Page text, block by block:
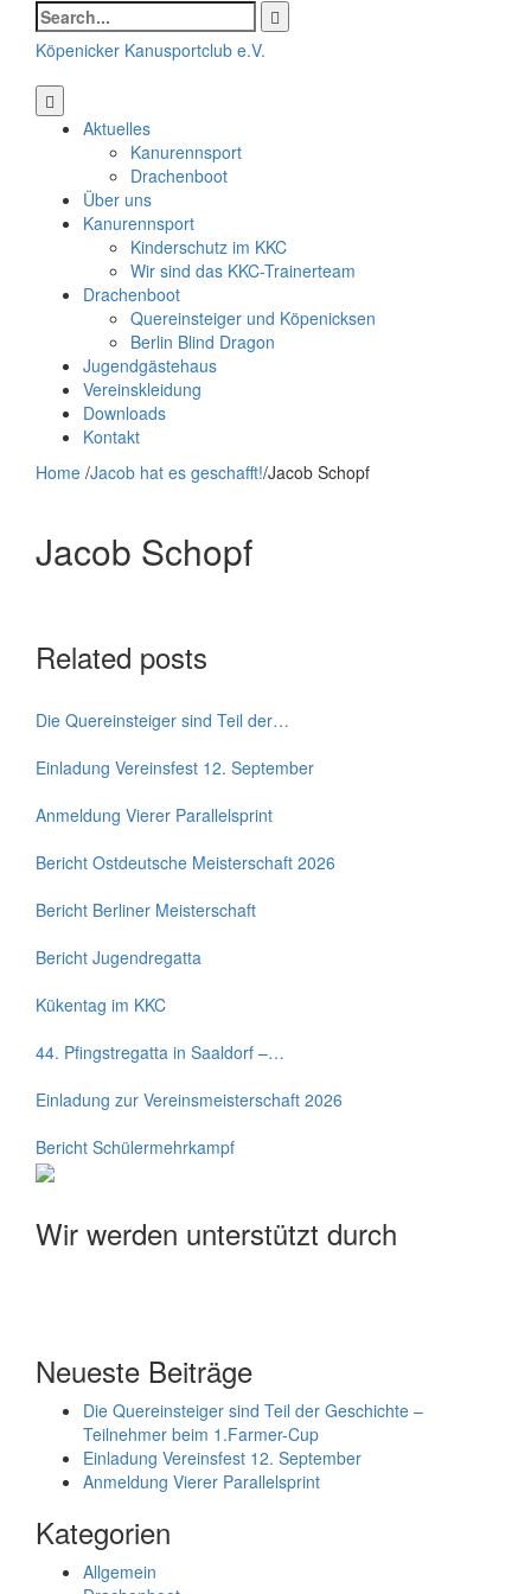
Search
for:
Köpenicker Kanusportclub e.V.
Aktuelles
Kanurennsport
Drachenboot
Über uns
Kanurennsport
Kinderschutz im KKC
Wir sind das KKC-Trainerteam
Drachenboot
Quereinsteiger und Köpenicksen
Berlin Blind Dragon
Jugendgästehaus
Vereinskleidung
Downloads
Kontakt
Home /Jacob hat es geschafft!/Jacob Schopf
Jacob Schopf
Related posts
Die Quereinsteiger sind Teil der…
Einladung Vereinsfest 12. September
Anmeldung Vierer Parallelsprint
Bericht Ostdeutsche Meisterschaft 2026
Bericht Berliner Meisterschaft
Bericht Jugendregatta
Kükentag im KKC
44. Pfingstregatta in Saaldorf –…
Einladung zur Vereinsmeisterschaft 2026
Bericht Schülermehrkampf
Wir werden unterstützt durch
Neueste Beiträge
Die Quereinsteiger sind Teil der Geschichte –
Teilnehmer beim 1.Farmer-Cup
Einladung Vereinsfest 12. September
Anmeldung Vierer Parallelsprint
Kategorien
Allgemein